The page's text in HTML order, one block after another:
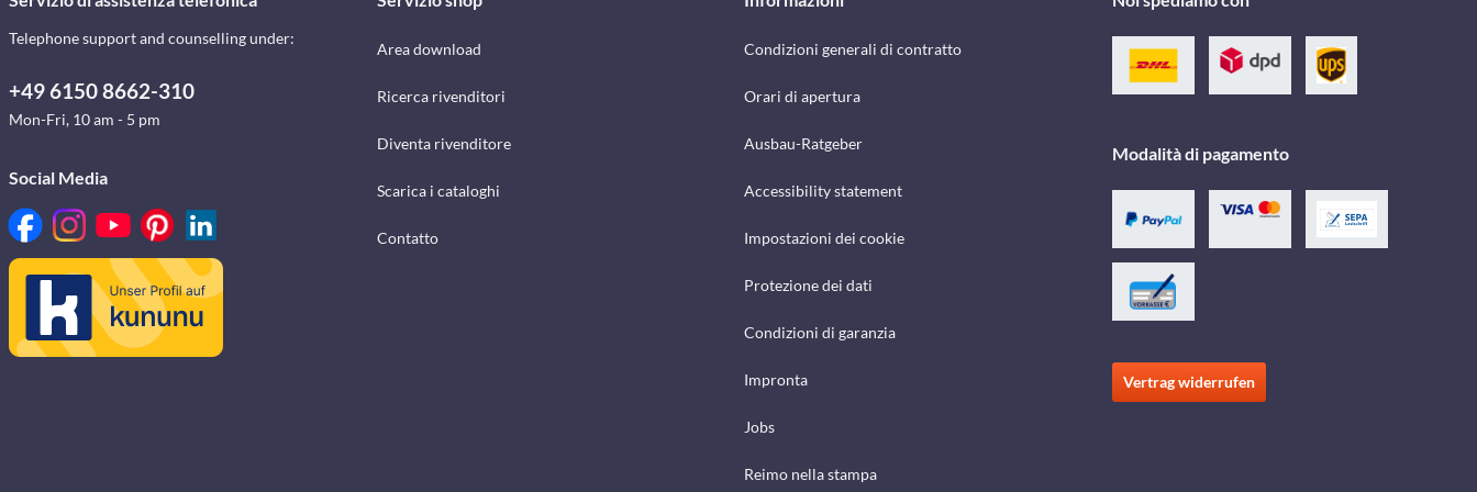
Telephone support and counselling under:
+49 6150 8662-310
Mon-Fri, 10 am - 5 pm
Social Media
Area download
Ricerca rivenditori
Diventa rivenditore
Scarica i cataloghi
Contatto
Condizioni generali di contratto
Orari di apertura
Ausbau-Ratgeber
Accessibility statement
Impostazioni dei cookie
Protezione dei dati
Condizioni di garanzia
Impronta
Jobs
Reimo nella stampa
Modalità di pagamento
Vertrag widerrufen